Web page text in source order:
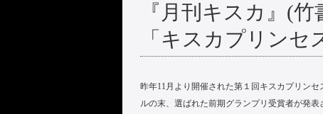
『月刊キスカ』(
「キスカプリンセ
昨年11月より開催された第１回キスカプリン
ルの末、選ばれた前期グランプリ受賞者が発表